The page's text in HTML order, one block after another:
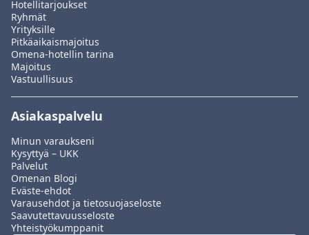
Hotellitarjoukset
Ryhmät
Yrityksille
Pitkäaikaismajoitus
Omena-hotellin tarina
Majoitus
Vastuullisuus
Asiakaspalvelu
Minun varaukseni
Kysyttyä – UKK
Palvelut
Omenan Blogi
Eväste-ehdot
Varausehdot ja tietosuojaseloste
Saavutettavuusseloste
Yhteistyökumppanit